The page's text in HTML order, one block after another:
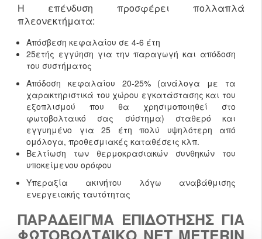
Η επένδυση προσφέρει πολλαπλά
πλεονεκτήματα:
Απόσβεση κεφαλαίου σε 4-6 έτη
25ετής εγγύηση για την παραγωγή και απόδοση
του συστήματος
Απόδοση κεφαλαίου 20-25% (ανάλογα με τα
χαρακτηριστικά του χώρου εγκατάστασης και του
εξοπλισμού που θα χρησιμοποιηθεί στο
φωτοβολταικό σας σύστημα) σταθερό και
εγγυημένο για 25 έτη πολύ υψηλότερη από
ομόλογα, προθεσμιακές καταθέσεις κλπ.
Βελτίωση των θερμοκρασιακών συνθηκών του
υποκείμενου ορόφου
Υπεραξία ακινήτου λόγω αναβάθμισης
ενεργειακής ταυτότητας
ΠΑΡΆΔΕΙΓΜΑ ΕΠΙΔΌΤΗΣΗΣ ΓΙΑ
ΦΩΤΟΒΟΛΤΑΪΚΌ NET METERIN